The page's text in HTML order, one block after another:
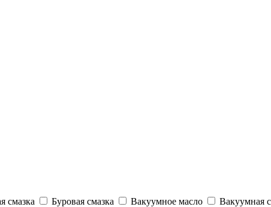
смазка Буровая смазка Вакуумное масло
Вакуумная